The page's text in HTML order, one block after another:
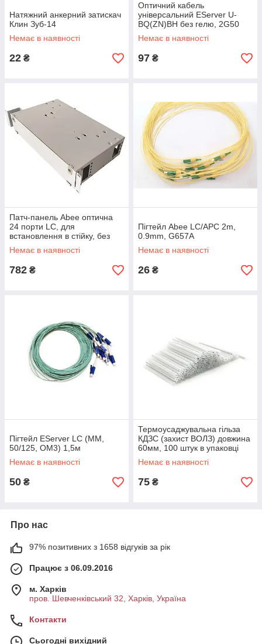
Натяжний анкерний затискач
Клин Зуб-14
Немає в наявності
22 ₴
Оптичний кабель
універсальний EServer U-
BQ(ZN)BH без гелю, 2G50
OM3, діелектричний,
негорючий (LSZH/FRNC),
Немає в наявності
97 ₴
Патч-панель Abee оптична
24 порти LC, для
встановлення в стійку, без
перехідників і пігтейлів (OPP-
LC24)
Немає в наявності
782 ₴
Пігтейл Abee LC/APC 2m,
0.9mm, G657A
Немає в наявності
26 ₴
Пігтейл EServer LC (ММ,
50/125, OM3) 1,5м
Немає в наявності
50 ₴
Термоусаджувальна гільза
КДЗС (захист ВОЛЗ) довжина
60мм, 100 штук в упаковці
Немає в наявності
75 ₴
Про нас
97% позитивних з 1658 відгуків за рік
Працює з 06.09.2016
м. Харків
пров. Шевченківський 32, Харків, Україна
Контакти
Сьогодні вихідний